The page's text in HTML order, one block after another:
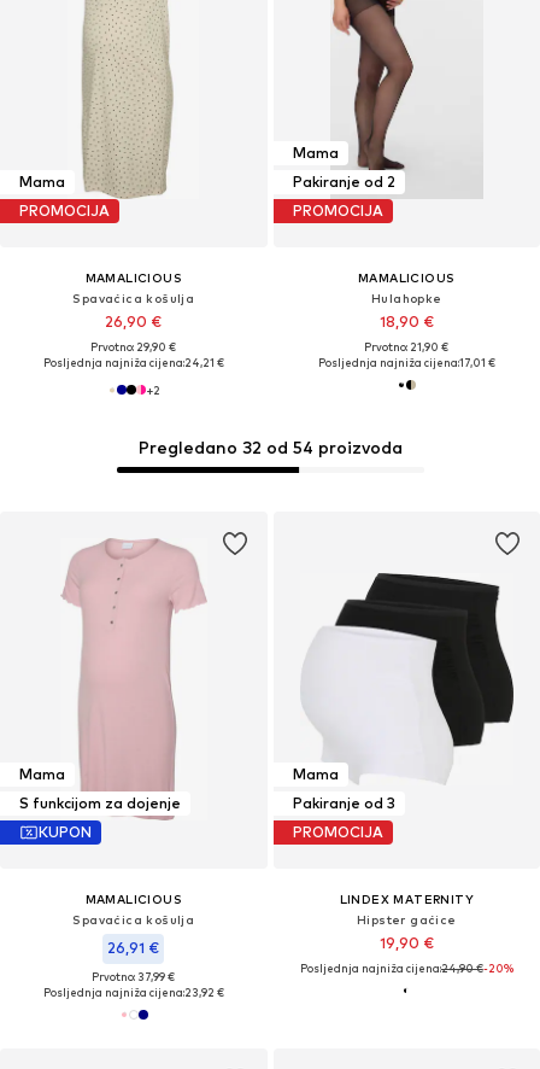
Mama
PROMOCIJA
MAMALICIOUS
Spavaćica košulja
26,90 €
Prvotno: 29,90 €
Posljednja najniža cijena:24,21 €
+2
Mama
Pakiranje od 2
PROMOCIJA
MAMALICIOUS
Hulahopke
18,90 €
Prvotno: 21,90 €
Posljednja najniža cijena:17,01 €
Mama
S funkcijom za dojenje
KUPON
MAMALICIOUS
Spavaćica košulja
26,91 €
Prvotno: 37,99 €
Posljednja najniža cijena:23,92 €
Mama
Pakiranje od 3
PROMOCIJA
LINDEX MATERNITY
Hipster gaćice
19,90 €
Posljednja najniža cijena:24,90 €-20%
Pregledano 32 od 54 proizvoda